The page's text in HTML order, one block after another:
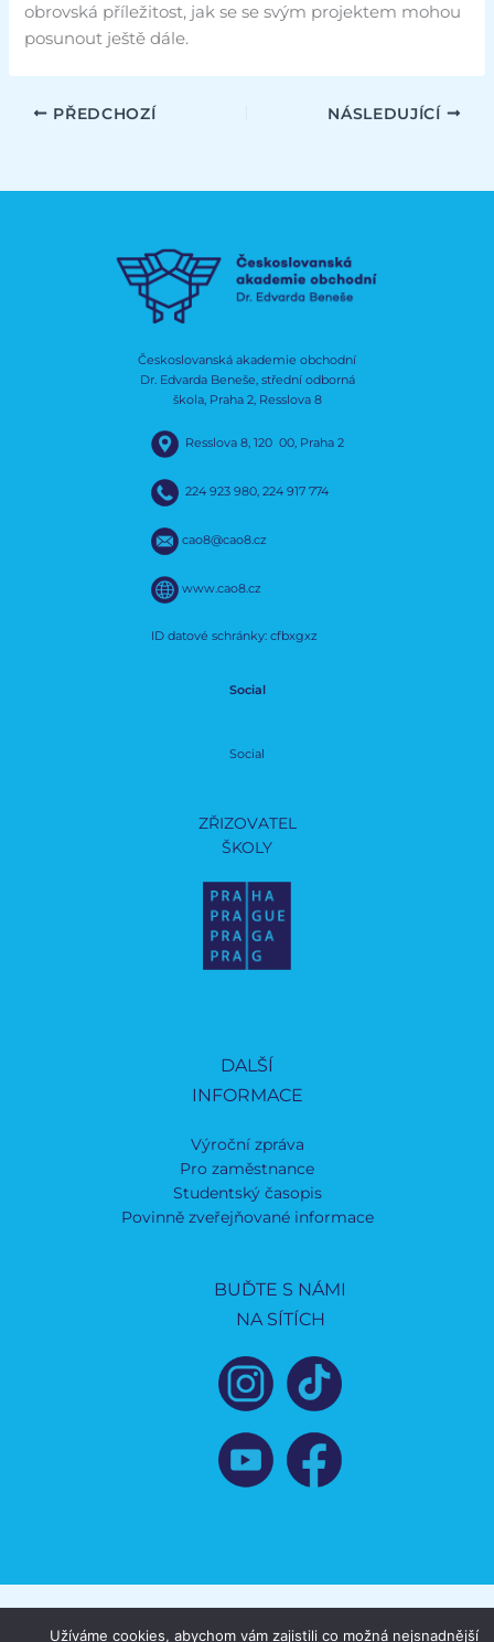
obrovská příležitost, jak se se svým projektem mohou
posunout ještě dále.
PŘEDCHOZÍ NÁSLEDUJÍCÍ
Českoslovanská akademie obchodní
Dr. Edvarda Beneše, střední odborná
škola, Praha 2, Resslova 8
Resslova 8, 120 00, Praha 2
224 923 980, 224 917 774
cao8@cao8.cz
www.cao8.cz
ID datové schránky: cfbxgxz
Social
Social
ZŘIZOVATEL
ŠKOLY
DALŠÍ
INFORMACE
Výroční zpráva
Pro zaměstnance
Studentský časopis
Povinně zveřejňované informace
BUĎTE S NÁMI
NA SÍTÍCH
Užíváme cookies, abychom vám zajistili co možná nejsnadnější